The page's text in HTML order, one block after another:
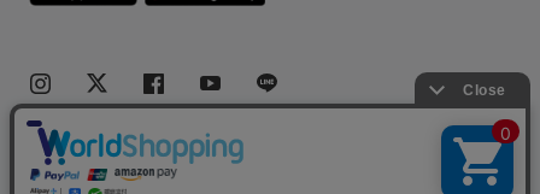
Copyright(C) Bigi Co.,Ltd.All Rights Reserved.